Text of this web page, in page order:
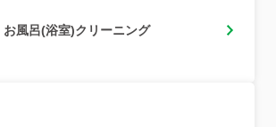
お風呂(浴室)クリーニング